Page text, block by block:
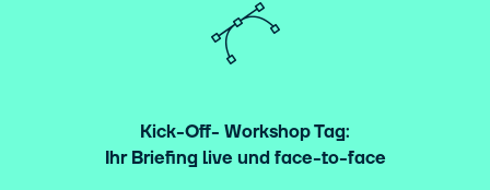
Kick-Off- Workshop Tag:
Ihr Briefing live und face-to-face